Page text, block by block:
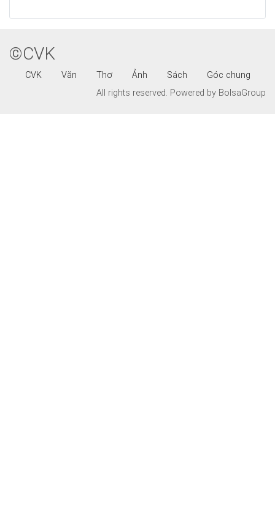
©CVK
CVK Văn Thơ Ảnh Sách
Góc chung
All rights reserved. Powered by BolsaGroup